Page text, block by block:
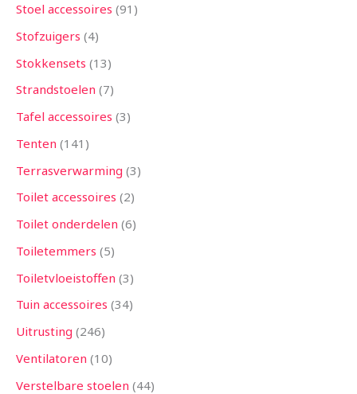
Stoel accessoires 91
Stofzuigers 4
Stokkensets 13
Strandstoelen 7
Tafel accessoires 3
Tenten 141
Terrasverwarming 3
Toilet accessoires 2
Toilet onderdelen 6
Toiletemmers 5
Toiletvloeistoffen 3
Tuin accessoires 34
Uitrusting 246
Ventilatoren 10
Verstelbare stoelen 44